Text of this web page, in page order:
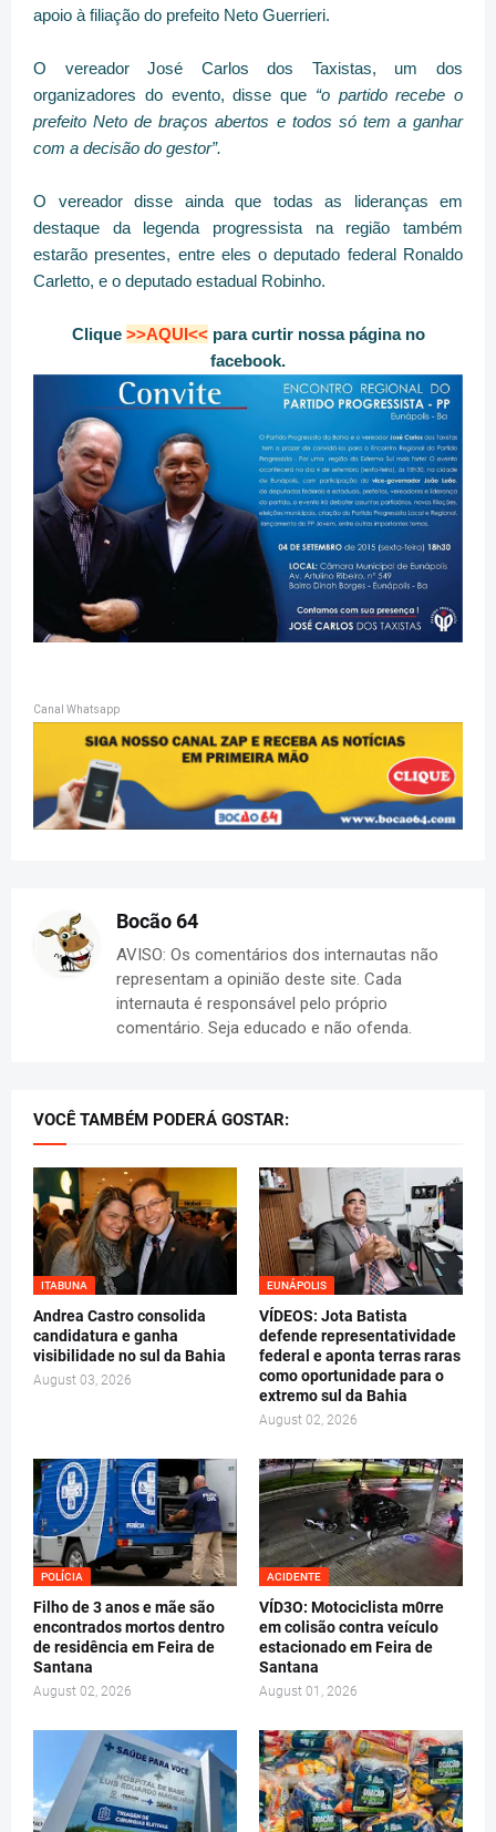
apoio à filiação do prefeito Neto Guerrieri.
O vereador José Carlos dos Taxistas, um dos
organizadores do evento, disse que “o partido recebe o
prefeito Neto de braços abertos e todos só tem a ganhar
com a decisão do gestor”.
O vereador disse ainda que todas as lideranças em
destaque da legenda progressista na região também
estarão presentes, entre eles o deputado federal Ronaldo
Carletto, e o deputado estadual Robinho.
Clique >>AQUI<<para curtir nossa página no
facebook.
Canal Whatsapp
Bocão 64
AVISO: Os comentários dos internautas não
representam a opinião deste site. Cada
internauta é responsável pelo próprio
comentário. Seja educado e não ofenda.
VOCÊ TAMBÉM PODERÁ GOSTAR:
ITABUNA
Andrea Castro consolida
candidatura e ganha
visibilidade no sul da Bahia
August 03, 2026
EUNÁPOLIS
VÍDEOS: Jota Batista
defende representatividade
federal e aponta terras raras
como oportunidade para o
extremo sul da Bahia
August 02, 2026
POLÍCIA
Filho de 3 anos e mãe são
encontrados mortos dentro
de residência em Feira de
Santana
August 02, 2026
ACIDENTE
VÍD3O: Motociclista m0rre
em colisão contra veículo
estacionado em Feira de
Santana
August 01, 2026